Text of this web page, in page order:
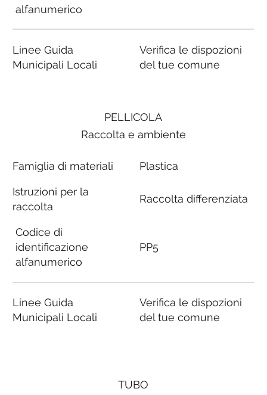
PELLICOLA
Raccolta e ambiente
Famiglia di materiali
Istruzioni per la
raccolta
Codice di
identificazione
alfanumerico
Linee Guida
Municipali Locali
Plastica
Raccolta differenziata
PP5
Verifica le dispozioni
del tue comune
alfanumerico
Linee Guida
Municipali Locali
Verifica le dispozioni
del tue comune
TUBO